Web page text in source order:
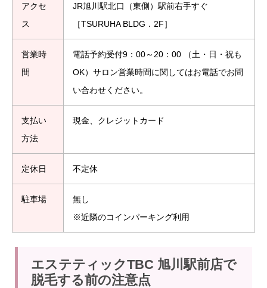
アクセ
ス
JR旭川駅北口（東側）駅前右手すぐ
［TSURUHA BLDG．2F］
営業時
間
電話予約受付9：00～20：00 （土・日・祝も
OK）サロン営業時間に関してはお電話でお問
い合わせください。
支払い
方法
現金、クレジットカード
定休日 不定休
駐車場
無し
※近隣のコインパーキング利用
エステティックTBC 旭川駅前店で
脱毛する前の注意点